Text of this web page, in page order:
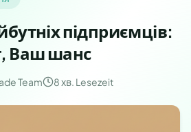
підприємців:
Ваш шанс
Team 8 хв. Lesezeit